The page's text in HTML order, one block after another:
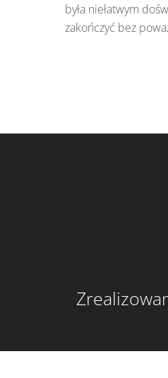
była niełatwym
zakończyć bez